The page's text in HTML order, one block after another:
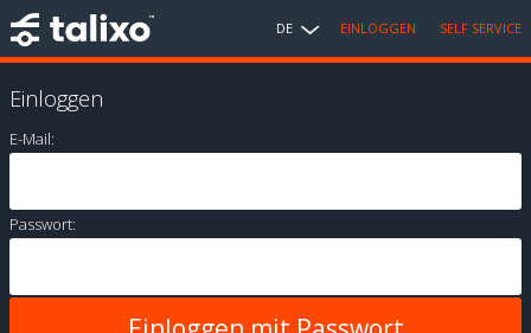
DE EINLOGGEN SELF SERVICE
Einloggen
E-Mail:
Passwort: